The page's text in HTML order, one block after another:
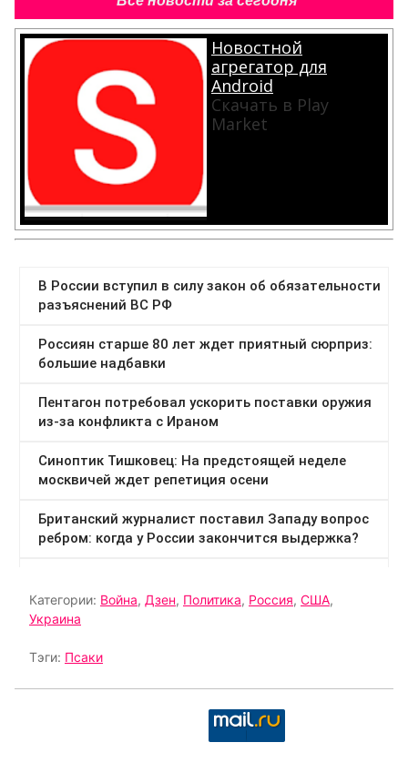
Новостной
агрегатор для
Android
Скачать в Play
Market
Категории: Война, Дзен, Политика, Россия, США,
Украина
Тэги: Псаки